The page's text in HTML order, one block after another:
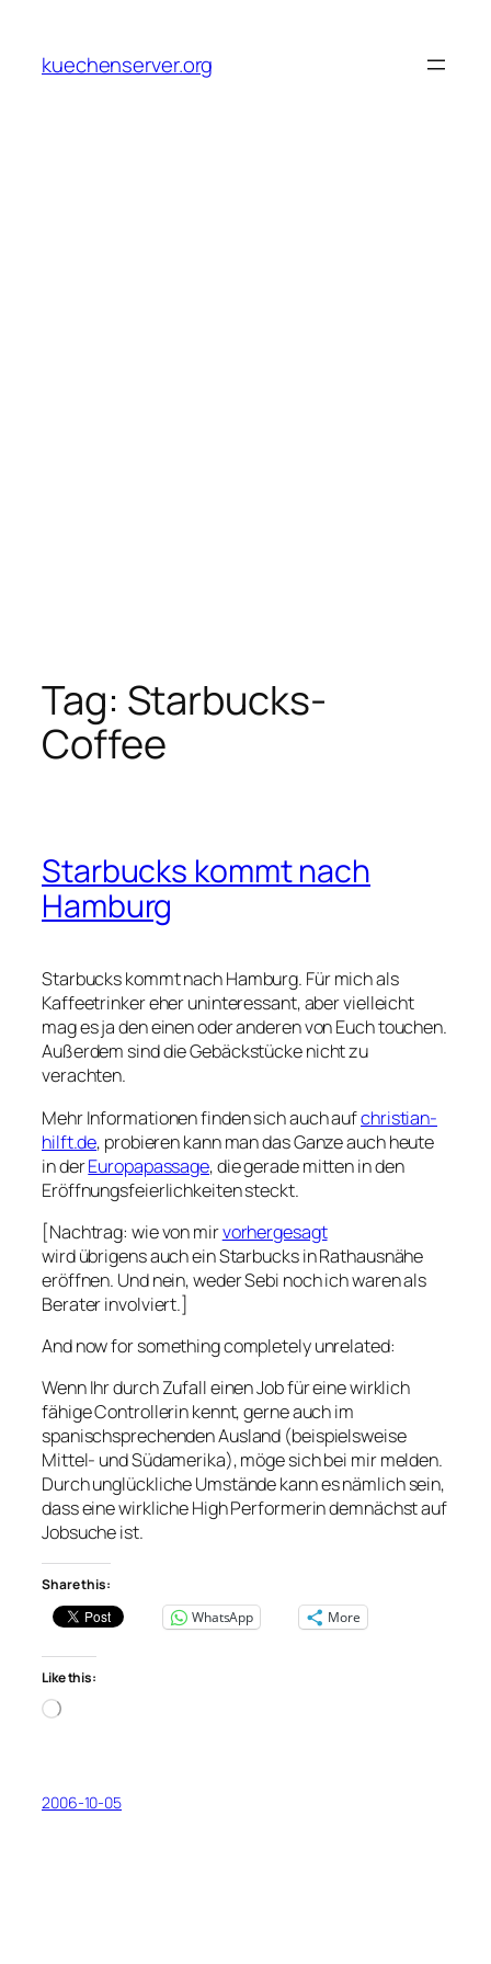
content
kuechenserver.org
Tag: Starbucks-
Coffee
Starbucks kommt nach
Hamburg
Starbucks kommt nach Hamburg. Für mich als
Kaffeetrinker eher uninteressant, aber vielleicht
mag es ja den einen oder anderen von Euch touchen.
Außerdem sind die Gebäckstücke nicht zu
verachten.
Mehr Informationen finden sich auch aufchristian-
hilft.de, probieren kann man das Ganze auch heute
in derEuropapassage, die gerade mitten in den
Eröffnungsfeierlichkeiten steckt.
[Nachtrag: wie von mirvorhergesagt
wird übrigens auch ein Starbucks in Rathausnähe
eröffnen. Und nein, weder Sebi noch ich waren als
Berater involviert.]
And now for something completely unrelated:
Wenn Ihr durch Zufall einen Job für eine wirklich
fähige Controllerin kennt, gerne auch im
spanischsprechenden Ausland (beispielsweise
Mittel- und Südamerika), möge sich bei mir melden.
Durch unglückliche Umstände kann es nämlich sein,
dass eine wirkliche High Performerin demnächst auf
Jobsuche ist.
Share this:
WhatsApp
More
Like this:
Loading…
2006-10-05